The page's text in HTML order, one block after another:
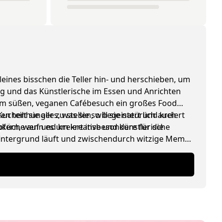
bisschen die Teller hin- und herschieben, um
und das Künstlerische im Essen und Anrichten
süßen, veganen Cafébesuch ein großes Food
zu stellen, will sie natürlich auch
auf und kreiert insbesondere für die
teilt sie alles, was sie so begeistert und kreiert
wenn es um kreative und künstlerische
läuft und zwischendurch witzige Memes